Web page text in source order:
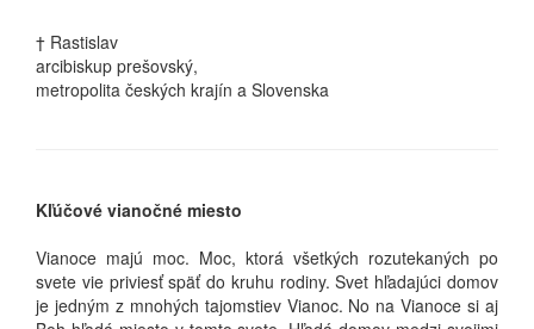
† Rastislav
arcibiskup prešovský,
metropolita českých krajín a Slovenska
Kľúčové vianočné miesto
Vianoce majú moc. Moc, ktorá všetkých rozutekaných po
svete vie priviesť späť do kruhu rodiny. Svet hľadajúci domov
je jedným z mnohých tajomstiev Vianoc. No na Vianoce si aj